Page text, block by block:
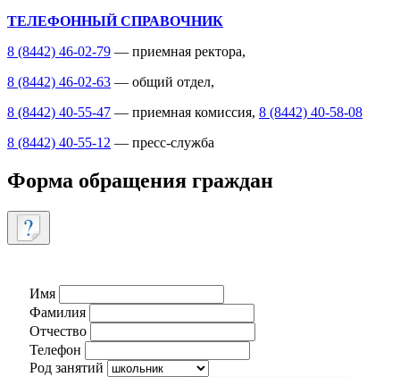
ТЕЛЕФОННЫЙ СПРАВОЧНИК
8 (8442) 46-02-79 — приемная ректора,
8 (8442) 46-02-63 — общий отдел,
8 (8442) 40-55-47 — приемная комиссия, 8 (8442) 40-58-08
8 (8442) 40-55-12 — пресс-служба
Форма обращения граждан
Имя
Фамилия
Отчество
Телефон
Род занятий